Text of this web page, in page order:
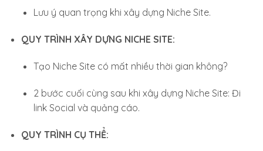
Lưu ý quan trọng khi xây dựng Niche Site.
QUY TRÌNH XÂY DỰNG NICHE SITE:
Tạo Niche Site có mất nhiều thời gian không?
2 bước cuối cùng sau khi xây dựng Niche Site: Đi
link Social và quảng cáo.
QUY TRÌNH CỤ THỂ: